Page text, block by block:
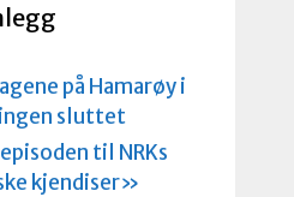
på Hamarøy i
sluttet
til NRKs
kjendiser»